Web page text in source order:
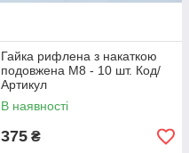
Гайка рифлена з накаткою
подовжена М8 - 10 шт. Код/
Артикул
В наявності
375 ₴